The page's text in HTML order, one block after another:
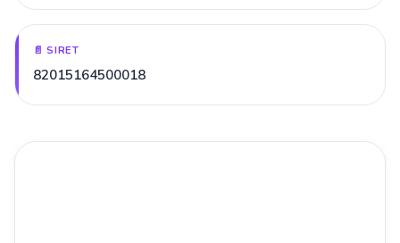
📄 SIRET
82015164500018